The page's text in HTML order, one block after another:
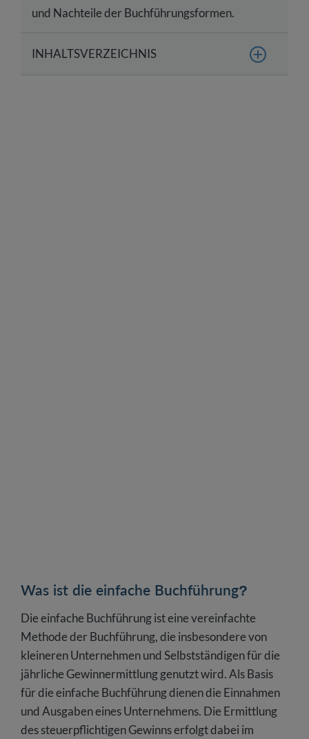
und Nachteile der Buchführungsformen.
INHALTSVERZEICHNIS
Was ist die einfache Buchführung?
Die einfache Buchführung ist eine vereinfachte
Methode der Buchführung, die insbesondere von
kleineren Unternehmen und Selbstständigen für die
jährliche Gewinnermittlung genutzt wird. Als Basis
für die einfache Buchführung dienen die Einnahmen
und Ausgaben eines Unternehmens. Die Ermittlung
des steuerpflichtigen Gewinns erfolgt dabei im